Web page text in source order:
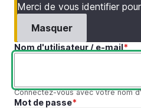
Merci de vous identifier
Masquer
Nom d'utilisateur / e-mail
Connectez-vous avec votre nom
Mot de passe